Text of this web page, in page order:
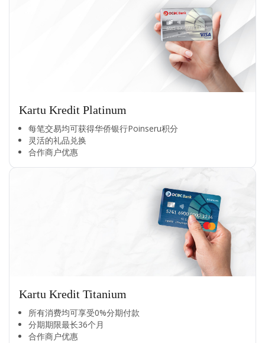
Kartu Kredit Platinum
每笔交易均可获得华侨银行Poinseru积分​
灵活的礼品兑换​
合作商户优惠​
Kartu Kredit Titanium
所有消费均可享受0%分期付款​
分期期限最长36个月​
合作商户优惠​